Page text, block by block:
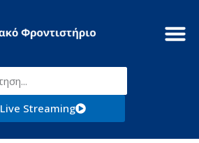
Live Streaming